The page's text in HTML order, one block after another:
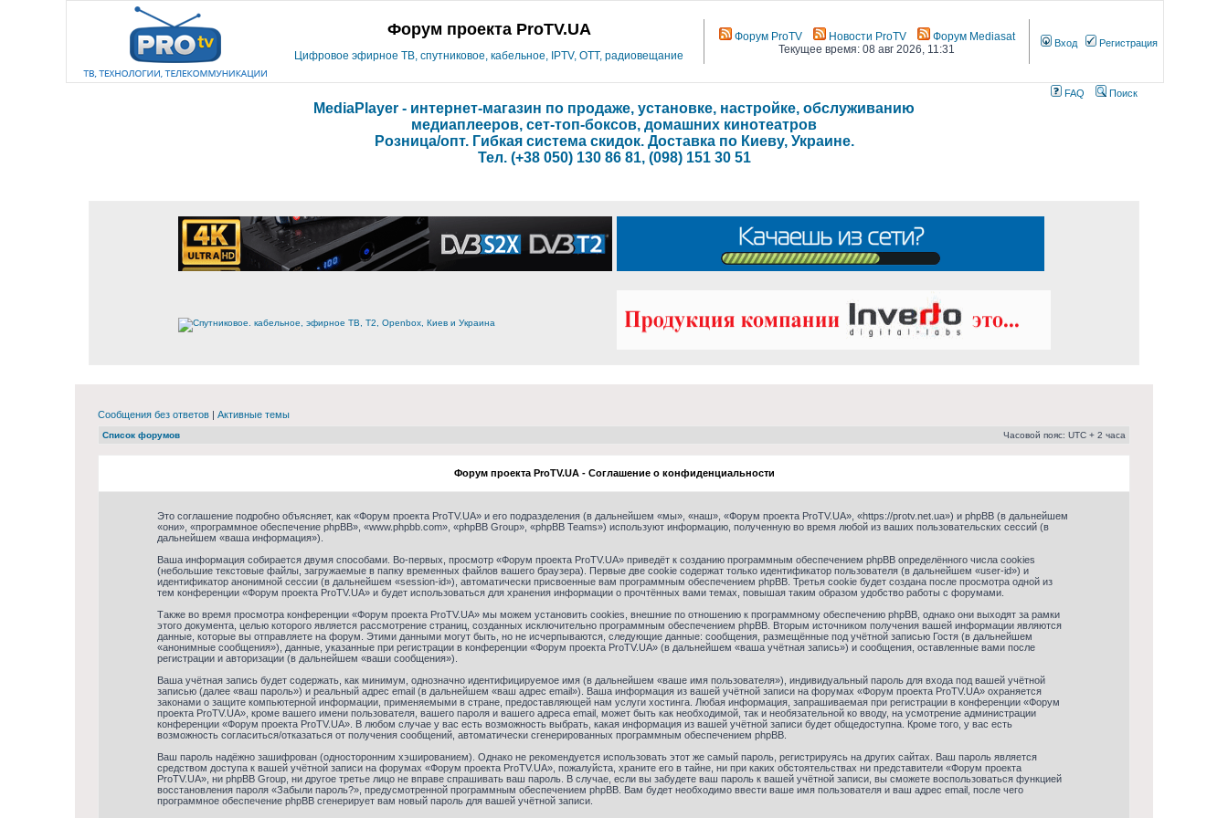
Форум проекта ProTV.UA
Цифровое эфирное ТВ, спутниковое, кабельное, IPTV, OTT, радиовещание
Форум ProTV Новости ProTV
Форум Mediasat
Текущее время: 08 авг 2026, 11:31
Вход Регистрация
FAQ Поиск
MediaPlayer - интернет-магазин по продаже, установке, настройке, обслуживанию
медиаплееров, сет-топ-боксов, домашних кинотеатров
Розница/опт. Гибкая система скидок. Доставка по Киеву, Украине.
Тел. (+38 050) 130 86 81, (098) 151 30 51
Сообщения без ответов | Активные темы
Список форумов Часовой пояс: UTC + 2 часа
Форум проекта ProTV.UA - Соглашение о конфиденциальности
Это соглашение подробно объясняет, как «Форум проекта ProTV.UA» и его подразделения (в дальнейшем «мы», «наш», «Форум проекта ProTV.UA», «https://protv.net.ua») и phpBB (в дальнейшем
«они», «программное обеспечение phpBB», «www.phpbb.com», «phpBB Group», «phpBB Teams») используют информацию, полученную во время любой из ваших пользовательских сессий (в
дальнейшем «ваша информация»).
Ваша информация собирается двумя способами. Во-первых, просмотр «Форум проекта ProTV.UA» приведёт к созданию программным обеспечением phpBB определённого числа cookies
(небольшие текстовые файлы, загружаемые в папку временных файлов вашего браузера). Первые две cookie содержат только идентификатор пользователя (в дальнейшем «user-id») и
идентификатор анонимной сессии (в дальнейшем «session-id»), автоматически присвоенные вам программным обеспечением phpBB. Третья cookie будет создана после просмотра одной из
тем конференции «Форум проекта ProTV.UA» и будет использоваться для хранения информации о прочтённых вами темах, повышая таким образом удобство работы с форумами.
Также во время просмотра конференции «Форум проекта ProTV.UA» мы можем установить cookies, внешние по отношению к программному обеспечению phpBB, однако они выходят за рамки
этого документа, целью которого является рассмотрение страниц, созданных исключительно программным обеспечением phpBB. Вторым источником получения вашей информации являются
данные, которые вы отправляете на форум. Этими данными могут быть, но не исчерпываются, следующие данные: сообщения, размещённые под учётной записью Гостя (в дальнейшем
«анонимные сообщения»), данные, указанные при регистрации в конференции «Форум проекта ProTV.UA» (в дальнейшем «ваша учётная запись») и сообщения, оставленные вами после
регистрации и авторизации (в дальнейшем «ваши сообщения»).
Ваша учётная запись будет содержать, как минимум, однозначно идентифицируемое имя (в дальнейшем «ваше имя пользователя»), индивидуальный пароль для входа под вашей учётной
записью (далее «ваш пароль») и реальный адрес email (в дальнейшем «ваш адрес email»). Ваша информация из вашей учётной записи на форумах «Форум проекта ProTV.UA» охраняется
законами о защите компьютерной информации, применяемыми в стране, предоставляющей нам услуги хостинга. Любая информация, запрашиваемая при регистрации в конференции «Форум
проекта ProTV.UA», кроме вашего имени пользователя, вашего пароля и вашего адреса email, может быть как необходимой, так и необязательной ко вводу, на усмотрение администрации
конференции «Форум проекта ProTV.UA». В любом случае у вас есть возможность выбрать, какая информация из вашей учётной записи будет общедоступна. Кроме того, у вас есть
возможность согласиться/отказаться от получения сообщений, автоматически сгенерированных программным обеспечением phpBB.
Ваш пароль надёжно зашифрован (односторонним хэшированием). Однако не рекомендуется использовать этот же самый пароль, регистрируясь на других сайтах. Ваш пароль является
средством доступа к вашей учётной записи на форумах «Форум проекта ProTV.UA», пожалуйста, храните его в тайне, ни при каких обстоятельствах ни представители «Форум проекта
ProTV.UA», ни phpBB Group, ни другое третье лицо не вправе спрашивать ваш пароль. В случае, если вы забудете ваш пароль к вашей учётной записи, вы сможете воспользоваться функцией
восстановления пароля «Забыли пароль?», предусмотренной программным обеспечением phpBB. Вам будет необходимо ввести ваше имя пользователя и ваш адрес email, после чего
программное обеспечение phpBB сгенерирует вам новый пароль для вашей учётной записи.